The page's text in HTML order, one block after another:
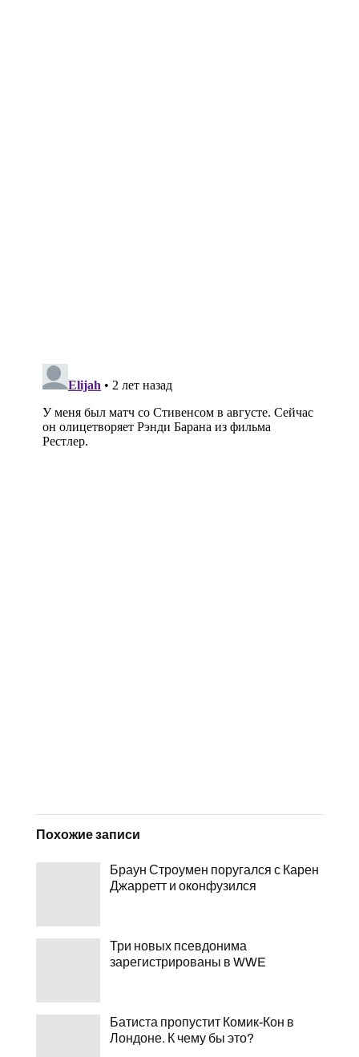
Похожие записи
Браун Строумен поругался с Карен
Джарретт и оконфузился
Три новых псевдонима
зарегистрированы в WWE
Батиста пропустит Комик-Кон в
Лондоне. К чему бы это?